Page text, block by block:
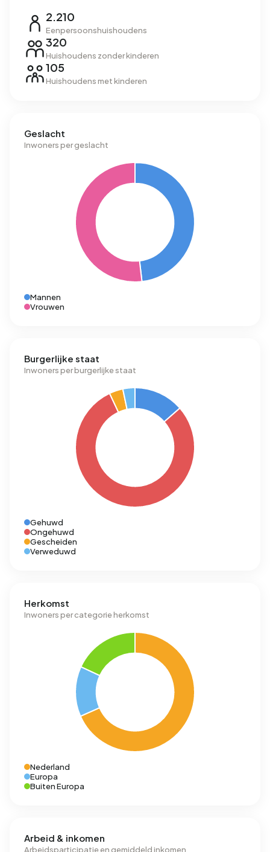
2.210
Eenpersoonshuishoudens
320
Huishoudens zonder kinderen
105
Huishoudens met kinderen
Geslacht
Inwoners per geslacht
Mannen
Vrouwen
Burgerlijke staat
Inwoners per burgerlijke staat
Gehuwd
Ongehuwd
Gescheiden
Verweduwd
Herkomst
Inwoners per categorie herkomst
Nederland
Europa
Buiten Europa
Arbeid & inkomen
Arbeidsparticipatie en gemiddeld inkomen